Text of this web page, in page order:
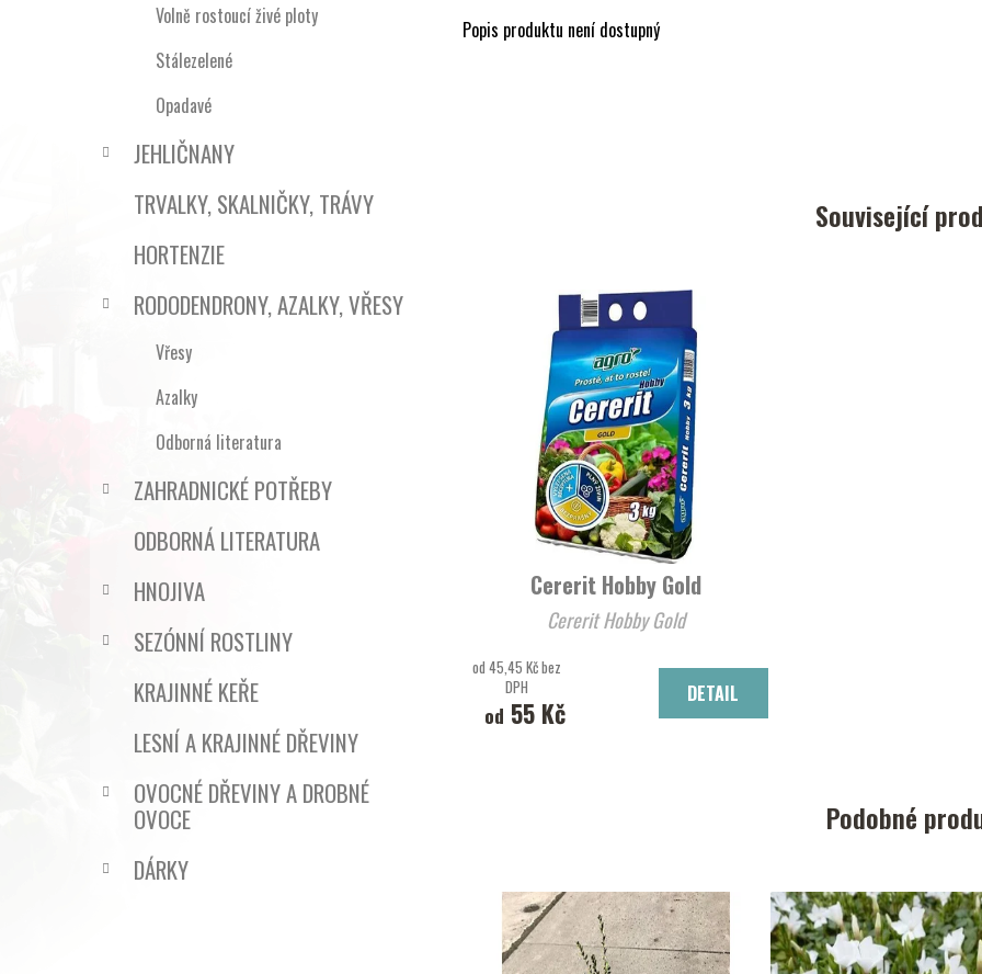
Volně rostoucí živé ploty
Stálezelené
Opadavé
JEHLIČNANY
TRVALKY, SKALNIČKY, TRÁVY
HORTENZIE
RODODENDRONY, AZALKY, VŘESY
Vřesy
Azalky
Odborná literatura
ZAHRADNICKÉ POTŘEBY
ODBORNÁ LITERATURA
HNOJIVA
SEZÓNNÍ ROSTLINY
KRAJINNÉ KEŘE
LESNÍ A KRAJINNÉ DŘEVINY
OVOCNÉ DŘEVINY A DROBNÉ
OVOCE
DÁRKY
Popis produktu není dostupný
Související
Cererit Hobby Gold
Cererit Hobby Gold
od 45,45 Kč bez
DPH
od 55 Kč
DETAIL
Podobné